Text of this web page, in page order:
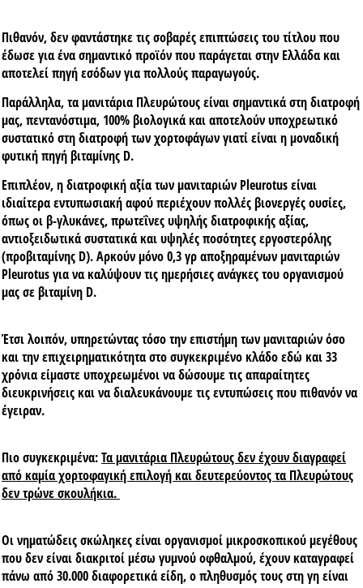
Πιθανόν, δεν φαντάστηκετις σοβαρές επιπτώσεις του τίτλου που
έδωσεγια ένα σημαντικό προϊόν που παράγεται στην Ελλάδα και
αποτελεί πηγή εσόδων για πολλούς παραγωγούς.
Παράλληλα, τα μανιτάρια Πλευρώτους είναι σημαντικά στη διατροφή
μας, πεντανόστιμα, 100% βιολογικά και αποτελούν υποχρεωτικό
συστατικό στη διατροφή των χορτοφάγων γιατί είναι η μοναδική
φυτική πηγή βιταμίνης D.
Επιπλέον, η διατροφική αξία των μανιταριών Pleurotus είναι
ιδιαίτερα εντυπωσιακή αφού περιέχουν πολλές βιονεργές ουσίες,
όπως οι β-γλυκάνες, πρωτεΐνες υψηλής διατροφικής αξίας,
αντιοξειδωτικά συστατικά και υψηλές ποσότητες εργοστερόλης
(προβιταμίνης D). Αρκούν μόνο 0,3 γρ αποξηραμένων μανιταριών
Pleurotus για να καλύψουν τις ημερήσιες ανάγκες του οργανισμού
μας σε βιταμίνη D.
Έτσι λοιπόν, υπηρετώντας τόσο την επιστήμη των μανιταριών όσο
και την επιχειρηματικότητα στο συγκεκριμένο κλάδο εδώ και 33
χρόνια είμαστε υποχρεωμένοι να δώσουμε τις απαραίτητες
διευκρινήσεις και να διαλευκάνουμε τις εντυπώσεις που πιθανόν να
έγειραν.
Πιο συγκεκριμένα:Τα μανιτάρια Πλευρώτους δεν έχουν διαγραφεί
από καμία χορτοφαγική επιλογή και δευτερεύοντος τα Πλευρώτους
δεν τρώνε σκουλήκια.
Οι νηματώδεις σκώληκες είναι οργανισμοί μικροσκοπικού μεγέθους
που δεν είναι διακριτοί μέσω γυμνού οφθαλμού, έχουν καταγραφεί
πάνω από 30.000 διαφορετικά είδη, ο πληθυσμός τους στη γη είναι